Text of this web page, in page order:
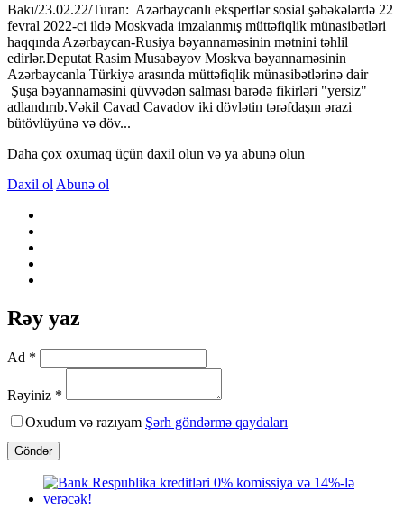
Bakı/23.02.22/Turan: Azərbaycanlı ekspertlər sosial şəbəkələrdə 22
fevral 2022-ci ildə Moskvada imzalanmış müttəfiqlik münasibətləri
haqqında Azərbaycan-Rusiya bəyannaməsinin mətnini təhlil
edirlər.Deputat Rasim Musabəyov Moskva bəyannaməsinin
Azərbaycanla Türkiyə arasında müttəfiqlik münasibətlərinə dair
Şuşa bəyannaməsini qüvvədən salması barədə fikirləri "yersiz"
adlandırıb.Vəkil Cavad Cavadov iki dövlətin tərəfdaşın ərazi
bütövlüyünə və döv...
Daha çox oxumaq üçün daxil olun və ya abunə olun
Daxil ol Abunə ol
Rəy yaz
Ad *
Rəyiniz *
Oxudum və razıyam Şərh göndərmə qaydaları
Göndər